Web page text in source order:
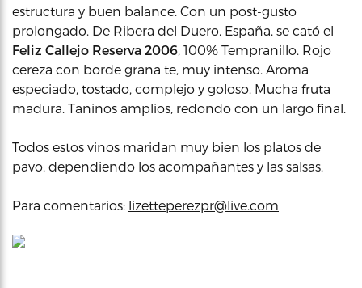
estructura y buen balance. Con un post-gusto
prolongado. De Ribera del Duero, España, se cató el
Feliz Callejo Reserva 2006, 100% Tempranillo. Rojo
cereza con borde grana te, muy intenso. Aroma
especiado, tostado, complejo y goloso. Mucha fruta
madura. Taninos amplios, redondo con un largo final.
Todos estos vinos maridan muy bien los platos de
pavo, dependiendo los acompañantes y las salsas.
Para comentarios: lizetteperezpr@live.com